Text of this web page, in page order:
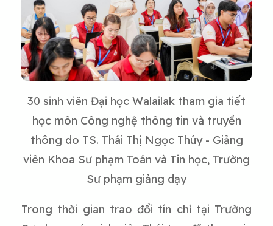
30 sinh viên Đại học Walailak tham gia tiết
học môn Công nghệ thông tin và truyền
thông do TS. Thái Thị Ngọc Thúy - Giảng
viên Khoa Sư phạm Toán và Tin học, Trường
Sư phạm giảng dạy
Trong thời gian trao đổi tín chỉ tại Trường